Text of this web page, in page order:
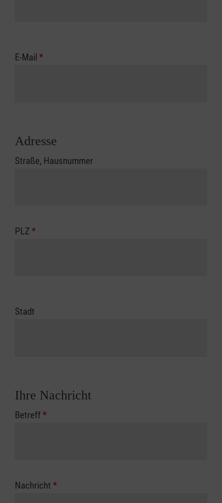
E-Mail *
Adresse
Straße, Hausnummer
PLZ *
Stadt
Ihre Nachricht
Betreff*
Nachricht *